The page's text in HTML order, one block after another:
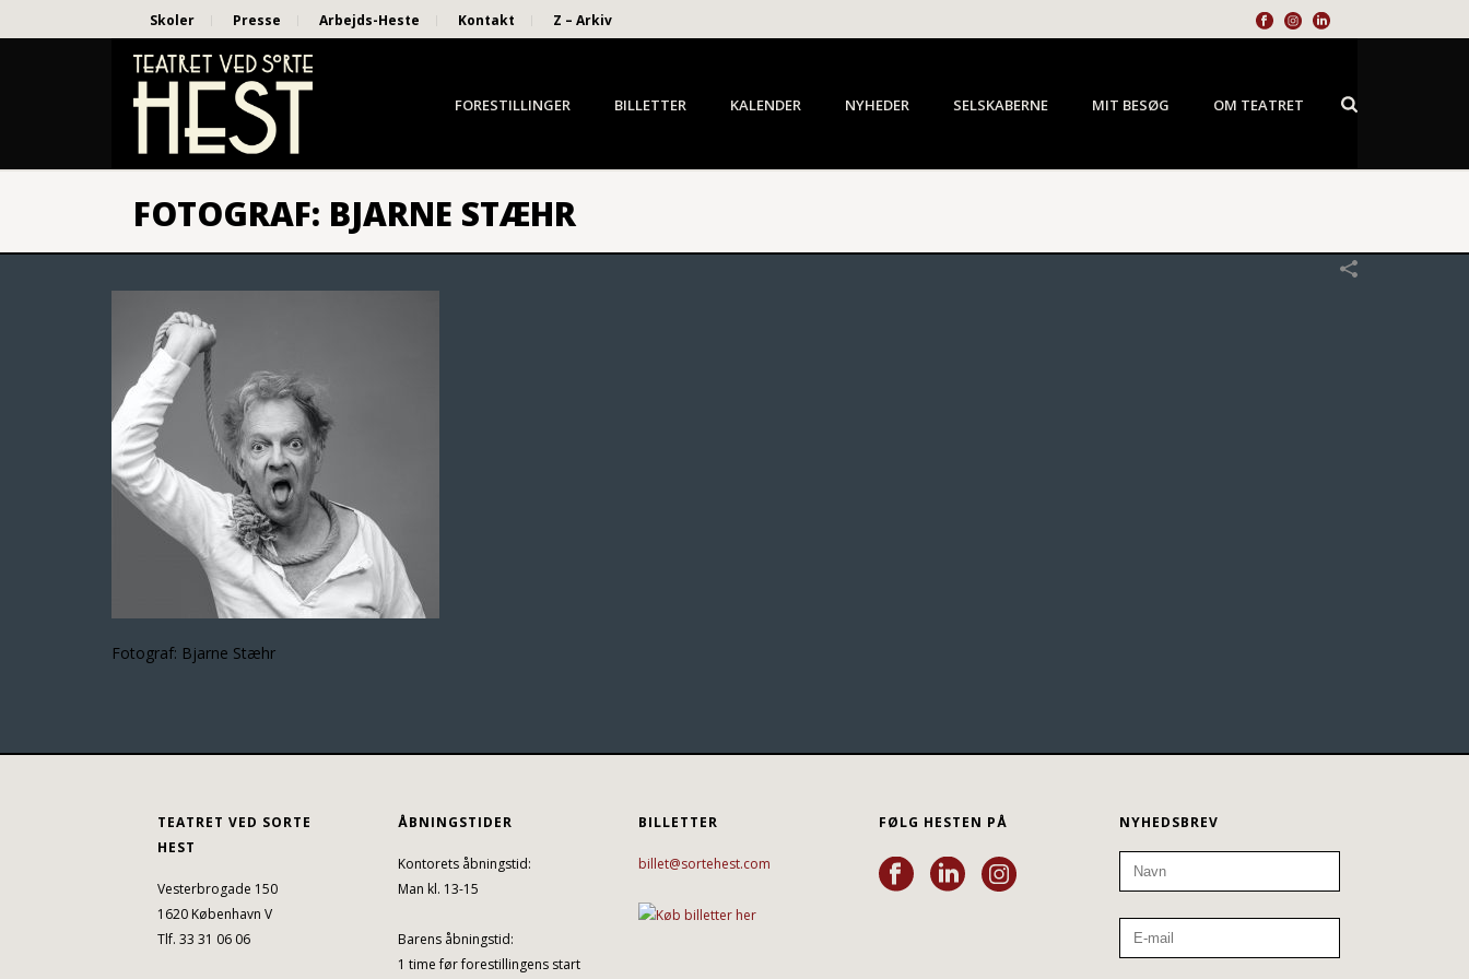
Skoler Presse Arbejds-Heste Kontakt Z – Arkiv
FORESTILLINGER BILLETTER KALENDER NYHEDER SELSKABERNE MIT BESØG OM TEATRET
FOTOGRAF: BJARNE STÆHR
Fotograf: Bjarne Stæhr
TEATRET VED SORTE
HEST
Vesterbrogade 150
1620 København V
Tlf. 33 31 06 06
ÅBNINGSTIDER
Kontorets åbningstid:
Man kl. 13-15
Barens åbningstid:
1 time før forestillingens start
BILLETTER
billet@sortehest.com
FØLG HESTEN PÅ NYHEDSBREV